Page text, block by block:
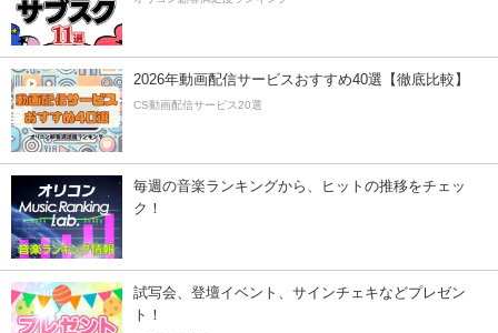
2026年動画配信サービスおすすめ40選【徹底比較】
CS動画配信サービス20選
毎週の音楽ランキングから、ヒットの推移をチェッ
ク！
試写会、登壇イベント、サインチェキなどプレゼン
ト！